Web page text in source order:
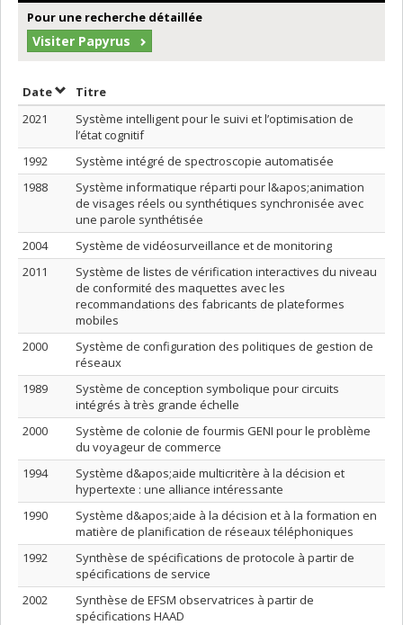
Pour une recherche détaillée
Visiter Papyrus
DateTrier par date en ordre décroissant
Titre
2021
Système intelligent pour le suivi et l’optimisation de
l’état cognitif
1992
Système intégré de spectroscopie automatisée
1988
Système informatique réparti pour l&apos;animation
de visages réels ou synthétiques synchronisée avec
une parole synthétisée
2004
Système de vidéosurveillance et de monitoring
2011
Système de listes de vérification interactives du niveau
de conformité des maquettes avec les
recommandations des fabricants de plateformes
mobiles
2000
Système de configuration des politiques de gestion de
réseaux
1989
Système de conception symbolique pour circuits
intégrés à très grande échelle
2000
Système de colonie de fourmis GENI pour le problème
du voyageur de commerce
1994
Système d&apos;aide multicritère à la décision et
hypertexte : une alliance intéressante
1990
Système d&apos;aide à la décision et à la formation en
matière de planification de réseaux téléphoniques
1992
Synthèse de spécifications de protocole à partir de
spécifications de service
2002
Synthèse de EFSM observatrices à partir de
spécifications HAAD